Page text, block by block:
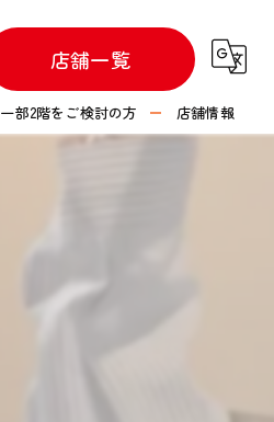
店舗一覧
一部2階をご検討の方 店舗情報
つなぐハウス 水口店